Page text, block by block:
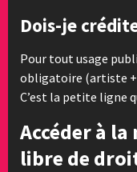
Dois-je
Pour tout usage
obligatoire (artiste
C’est la petite ligne
Accéder à
libre de